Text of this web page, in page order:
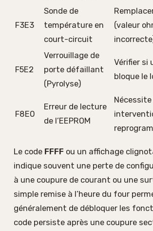
F3E3
Sonde de
température en
court-circuit
(valeur
F5E2
Verrouillage de
porte défaillant
(Pyrolyse)
Vérifier si
bloque le
F8E0
Erreur de lecture
de l’EEPROM
Le code FFFF ou un affichage
indique souvent une perte de
à une coupure de courant ou une
simple remise à l’heure du four
généralement de débloquer les
code persiste après une coupure